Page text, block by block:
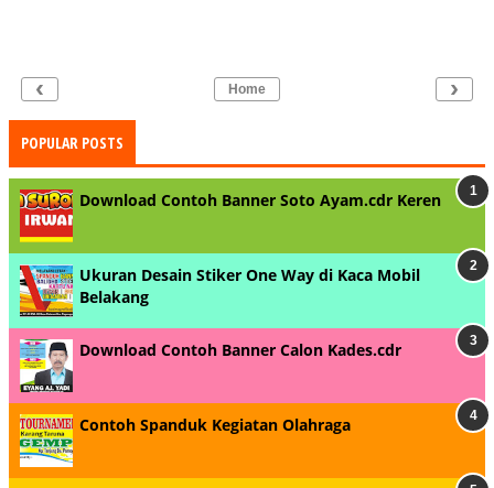
‹ ›
Home
POPULAR POSTS
Download Contoh Banner Soto Ayam.cdr Keren
Ukuran Desain Stiker One Way di Kaca Mobil
Belakang
Download Contoh Banner Calon Kades.cdr
Contoh Spanduk Kegiatan Olahraga